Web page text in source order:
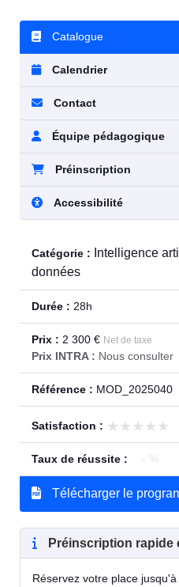
Catalogue
Calendrier
Contact
Équipe pédagogique
Préinscription
Accessibilité
Catégorie :
Intelligence
données
Durée : 28h
Prix : 2 300 € Net de taxe
Prix INTRA : Nous consulter
Référence : MOD_2025040
Satisfaction : ★★★★★
★★★★★
Taux de réussite : - %
Télécharger le
Préinscription rapide
Réservez votre place jusqu'à